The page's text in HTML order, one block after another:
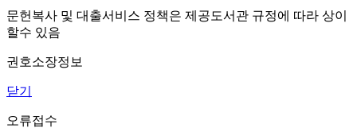
문헌복사 및 대출서비스 정책은 제공도서관 규정에 따라 상이
할수 있음
권호소장정보
닫기
오류접수